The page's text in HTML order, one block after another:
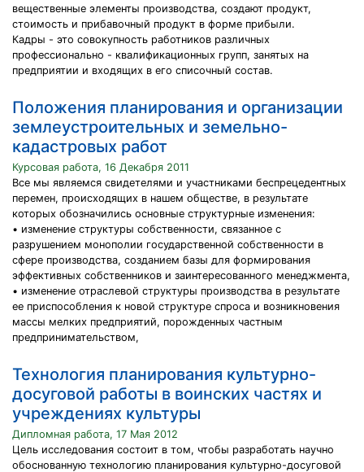
вещественные элементы производства, создают продукт,
стоимость и прибавочный продукт в форме прибыли.
Кадры - это совокупность работников различных
профессионально - квалификационных групп, занятых на
предприятии и входящих в его списочный состав.
Положения планирования и организации
землеустроительных и земельно-
кадастровых работ
Курсовая работа, 16 Декабря 2011
Все мы являемся свидетелями и участниками беспрецедентных
перемен, происходящих в нашем обществе, в результате
которых обозначились основные структурные изменения:
• изменение структуры собственности, связанное с
разрушением монополии государственной собственности в
сфере производства, созданием базы для формирования
эффективных собственников и заинтересованного менеджмента,
• изменение отраслевой структуры производства в результате
ее приспособления к новой структуре спроса и возникновения
массы мелких предприятий, порожденных частным
предпринимательством,
Технология планирования культурно-
досуговой работы в воинских частях и
учреждениях культуры
Дипломная работа, 17 Мая 2012
Цель исследования состоит в том, чтобы разработать научно
обоснованную технологию планирования культурно-досуговой